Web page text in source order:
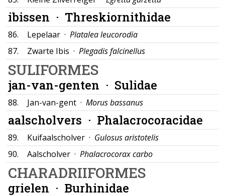
ibissen · Threskiornithidae
86. Lepelaar · Platalea leucorodia
87.
Zwarte Ibis · Plegadis falcinellus
SULIFORMES
jan-van-genten · Sulidae
88. Jan-van-gent · Morus bassanus
aalscholvers · Phalacrocoracidae
89. Kuifaalscholver · Gulosus aristotelis
90.
Aalscholver · Phalacrocorax carbo
CHARADRIIFORMES
grielen · Burhinidae